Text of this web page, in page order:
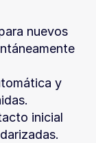
nuevos
y
inicial